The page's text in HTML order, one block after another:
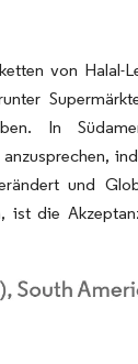
von Halal-
In
und
ist die